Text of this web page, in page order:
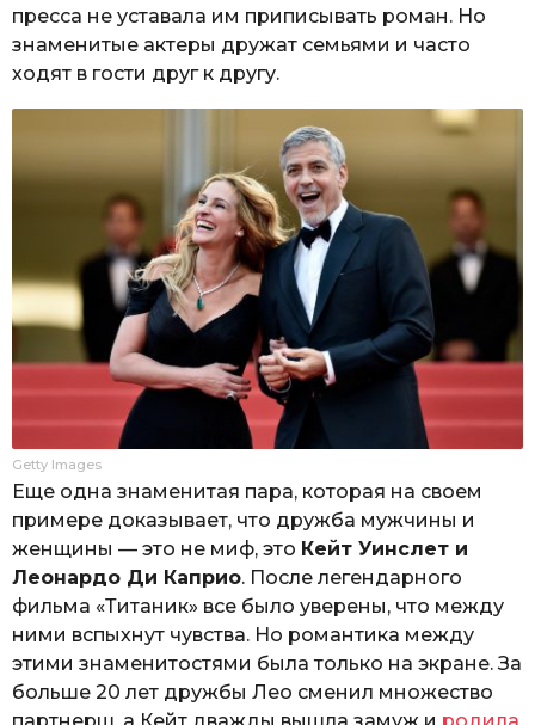
пресса не уставала им приписывать роман. Но
знаменитые актеры дружат семьями и часто
ходят в гости друг к другу.
Getty Images
Еще одна знаменитая пара, которая на своем
примере доказывает, что дружба мужчины и
женщины — это не миф, это Кейт Уинслет и
Леонардо Ди Каприо. После легендарного
фильма «Титаник» все было уверены, что между
ними вспыхнут чувства. Но романтика между
этими знаменитостями была только на экране. За
больше 20 лет дружбы Лео сменил множество